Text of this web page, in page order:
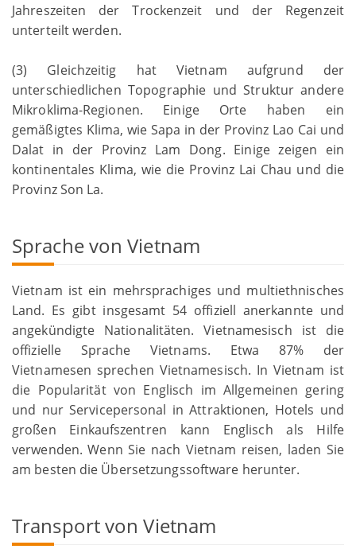
Jahreszeiten der Trockenzeit und der Regenzeit
unterteilt werden.
(3) Gleichzeitig hat Vietnam aufgrund der
unterschiedlichen Topographie und Struktur andere
Mikroklima-Regionen. Einige Orte haben ein
gemäßigtes Klima, wie Sapa in der Provinz Lao Cai und
Dalat in der Provinz Lam Dong. Einige zeigen ein
kontinentales Klima, wie die Provinz Lai Chau und die
Provinz Son La.
Sprache von Vietnam
Vietnam ist ein mehrsprachiges und multiethnisches
Land. Es gibt insgesamt 54 offiziell anerkannte und
angekündigte Nationalitäten. Vietnamesisch ist die
offizielle Sprache Vietnams. Etwa 87% der
Vietnamesen sprechen Vietnamesisch. In Vietnam ist
die Popularität von Englisch im Allgemeinen gering
und nur Servicepersonal in Attraktionen, Hotels und
großen Einkaufszentren kann Englisch als Hilfe
verwenden. Wenn Sie nach Vietnam reisen, laden Sie
am besten die Übersetzungssoftware herunter.
Transport von Vietnam